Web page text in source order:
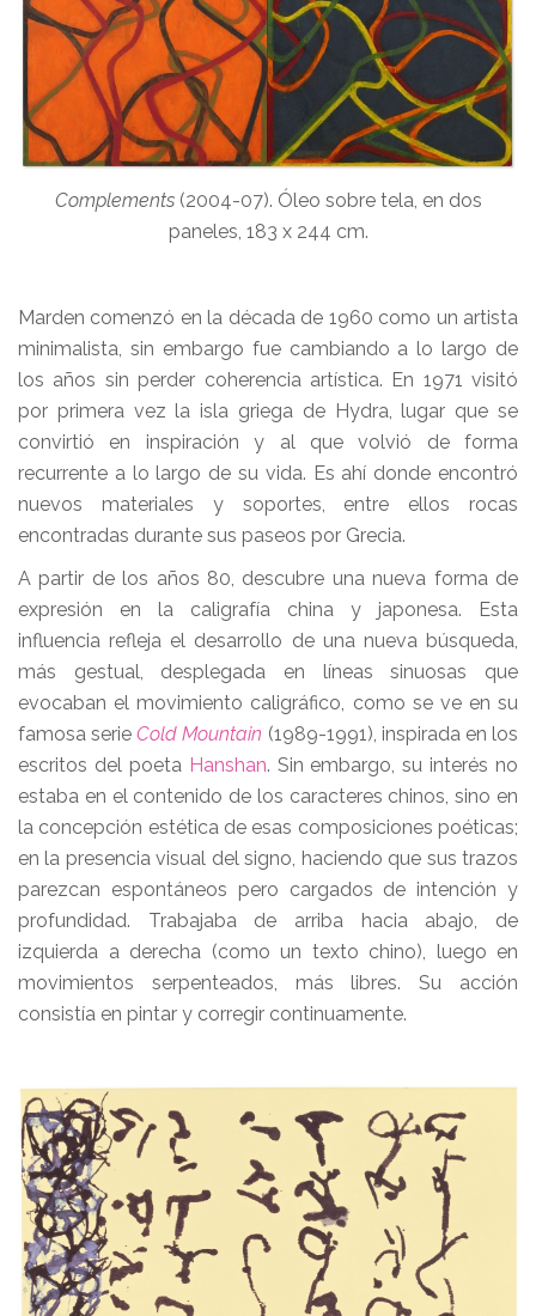
Complements(2004-07). Óleo sobre tela, en dos
paneles, 183 x 244 cm.
Marden comenzó en la década de 1960 como un artista
minimalista, sin embargo fue cambiando a lo largo de
los años sin perder coherencia artística. En 1971 visitó
por primera vez la isla griega de Hydra, lugar que se
convirtió en inspiración y al que volvió de forma
recurrente a lo largo de su vida. Es ahí donde encontró
nuevos materiales y soportes, entre ellos rocas
encontradas durante sus paseos por Grecia.
A partir de los años 80, descubre una nueva forma de
expresión en la caligrafía china y japonesa. Esta
influencia refleja el desarrollo de una nueva búsqueda,
más gestual, desplegada en líneas sinuosas que
evocaban el movimiento caligráfico, como se ve en su
famosa serieCold Mountain (1989-1991), inspirada en los
escritos del poeta Hanshan. Sin embargo, su interés no
estaba en el contenido de los caracteres chinos, sino en
la concepción estética de esas composiciones poéticas;
en la presencia visual del signo, haciendo que sus trazos
parezcan espontáneos pero cargados de intención y
profundidad. Trabajaba de arriba hacia abajo, de
izquierda a derecha (como un texto chino), luego en
movimientos serpenteados, más libres. Su acción
consistía en pintar y corregir continuamente.